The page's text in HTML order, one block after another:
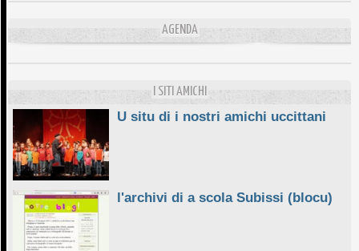
10/06/2026
AGENDA
I SITI AMICHI
U situ di i nostri amichi uccittani
l'archivi di a scola Subissi (blocu)